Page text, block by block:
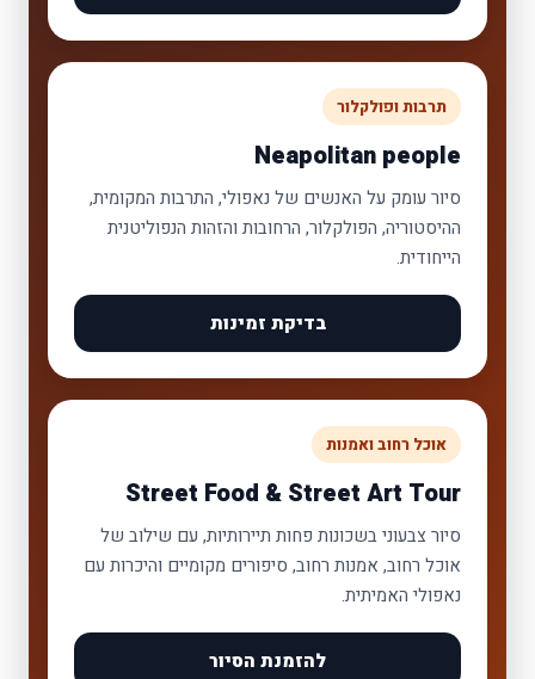
תרבות ופולקלור
Neapolitan people
סיור עומק על האנשים של נאפולי, התרבות המקומית,
ההיסטוריה, הפולקלור, הרחובות והזהות הנפוליטנית
הייחודית.
בדיקת זמינות
אוכל רחוב ואמנות
Street Food & Street Art Tour
סיור צבעוני בשכונות פחות תיירותיות, עם שילוב של
אוכל רחוב, אמנות רחוב, סיפורים מקומיים והיכרות עם
נאפולי האמיתית.
להזמנת הסיור